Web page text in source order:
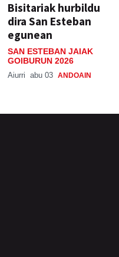
Bisitariak hurbildu
dira San Esteban
egunean
SAN ESTEBAN JAIAK
GOIBURUN 2026
Aiurri abu 03 ANDOAIN